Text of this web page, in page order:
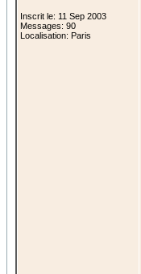
Inscrit le: 11 Sep 2003
Messages: 90
Localisation: Paris